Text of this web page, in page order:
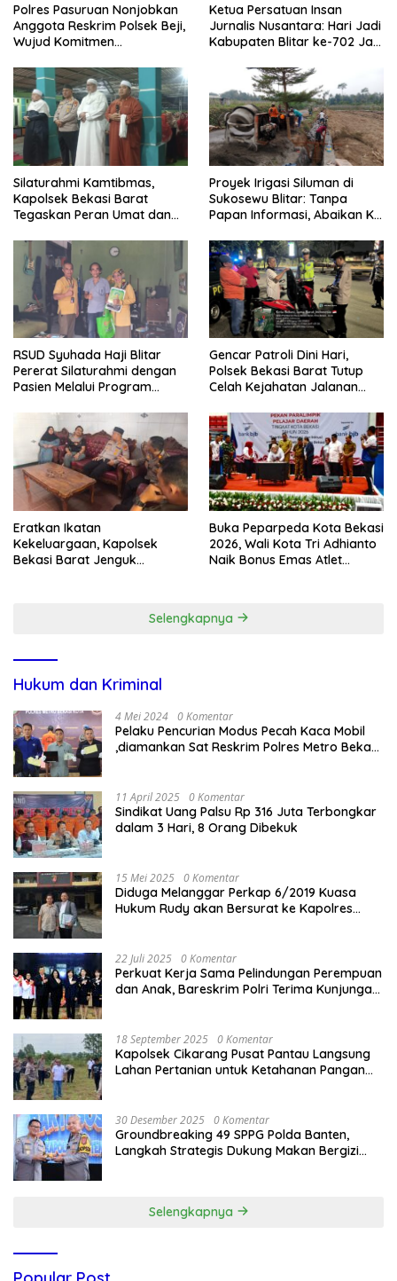
Polres Pasuruan Nonjobkan
Anggota Reskrim Polsek Beji,
Wujud Komitmen
Dugaan Penganiayaan
Ketua Persatuan Insan
Jurnalis Nusantara: Hari Jadi
Kabupaten Blitar ke-702 Jadi
Pembangunan
Silaturahmi Kamtibmas,
Kapolsek Bekasi Barat
Tegaskan Peran Umat dan
Kondusivitas Wilayah
Proyek Irigasi Siluman di
Sukosewu Blitar: Tanpa
Papan Informasi, Abaikan K3,
Tanggung Jawab
RSUD Syuhada Haji Blitar
Pererat Silaturahmi dengan
Pasien Melalui Program
Gencar Patroli Dini Hari,
Polsek Bekasi Barat Tutup
Celah Kejahatan Jalanan
Eratkan Ikatan
Kekeluargaan, Kapolsek
Bekasi Barat Jenguk
Buka Peparpeda Kota Bekasi
2026, Wali Kota Tri Adhianto
Naik Bonus Emas Atlet
Selengkapnya
Hukum dan Kriminal
4 Mei 2024 0 Komentar
Pelaku Pencurian Modus Pecah Kaca Mobil
,diamankan Sat Reskrim Polres Metro Bekasi
11 April 2025 0 Komentar
Sindikat Uang Palsu Rp 316 Juta Terbongkar
dalam 3 Hari, 8 Orang Dibekuk
15 Mei 2025 0 Komentar
Diduga Melanggar Perkap 6/2019 Kuasa
Hukum Rudy akan Bersurat ke Kapolres
22 Juli 2025 0 Komentar
Perkuat Kerja Sama Pelindungan Perempuan
dan Anak, Bareskrim Polri Terima Kunjungan
18 September 2025 0 Komentar
Kapolsek Cikarang Pusat Pantau Langsung
Lahan Pertanian untuk Ketahanan Pangan
30 Desember 2025 0 Komentar
Groundbreaking 49 SPPG Polda Banten,
Langkah Strategis Dukung Makan Bergizi
Selengkapnya